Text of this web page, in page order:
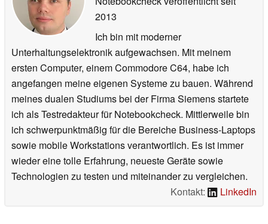
2013
Ich bin mit moderner
Unterhaltungselektronik aufgewachsen. Mit meinem
ersten Computer, einem Commodore C64, habe ich
angefangen meine eigenen Systeme zu bauen. Während
meines dualen Studiums bei der Firma Siemens startete
ich als Testredakteur für Notebookcheck. Mittlerweile bin
ich schwerpunktmäßig für die Bereiche Business-Laptops
sowie mobile Workstations verantwortlich. Es ist immer
wieder eine tolle Erfahrung, neueste Geräte sowie
Technologien zu testen und miteinander zu vergleichen.
Kontakt:
LinkedIn